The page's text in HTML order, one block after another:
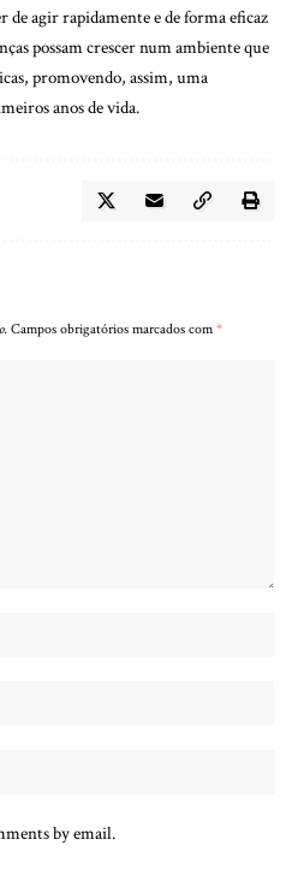
de agir rapidamente e de forma eficaz
possam crescer num ambiente que
promovendo, assim, uma
anos de vida.
Campos obrigatórios marcados com *
by email.